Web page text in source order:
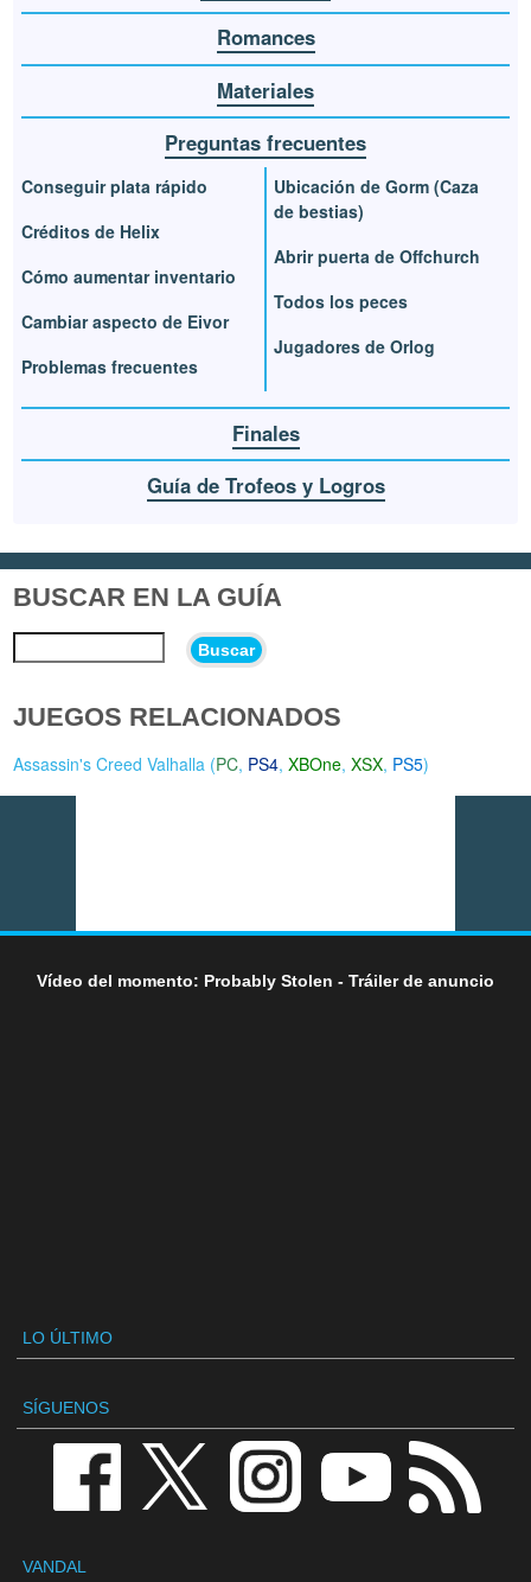
Romances
Materiales
Preguntas frecuentes
Conseguir plata rápido
Créditos de Helix
Cómo aumentar inventario
Cambiar aspecto de Eivor
Problemas frecuentes
Ubicación de Gorm (Caza
de bestias)
Abrir puerta de Offchurch
Todos los peces
Jugadores de Orlog
Finales
Guía de Trofeos y Logros
BUSCAR EN LA GUÍA
Buscar
JUEGOS RELACIONADOS
Assassin's Creed Valhalla (PC, PS4,XBOne,XSX, PS5)
Vídeo del momento: Probably Stolen - Tráiler de anuncio
LO ÚLTIMO
SÍGUENOS
VANDAL